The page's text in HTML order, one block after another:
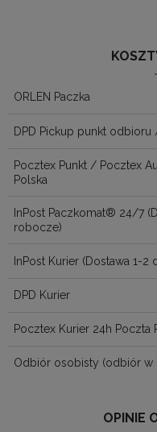
ORLEN Paczka
DPD Pickup punkt
Pocztex Punkt / Pocztex
Polska
InPost Paczkomat® 24/7
robocze)
InPost Kurier (Dostawa 1-2
DPD Kurier
Pocztex Kurier 24h Poczta
Odbiór osobisty (odbiór w
OPINIE